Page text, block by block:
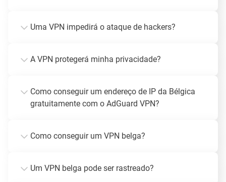
Uma VPN impedirá o ataque de hackers?
A VPN protegerá minha privacidade?
Como conseguir um endereço de IP da Bélgica
gratuitamente com o AdGuard VPN?
Como conseguir um VPN belga?
Um VPN belga pode ser rastreado?